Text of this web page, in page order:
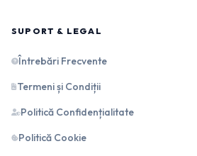
SUPORT & LEGAL
Întrebări Frecvente
Termeni și Condiții
Politică Confidențialitate
Politică Cookie